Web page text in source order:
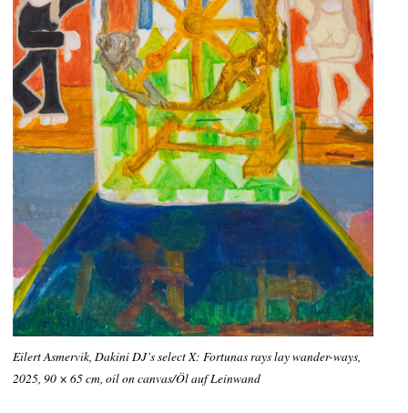
Eilert Asmervik, Dakini DJ’s select X: Fortunas rays lay wander-ways,
2025, 90 × 65 cm, oil on canvas/Öl auf Leinwand